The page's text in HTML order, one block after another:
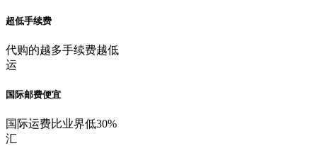
超低手续费
代购的越多手续费越低
运
国际邮费便宜
国际运费比业界低30%
汇